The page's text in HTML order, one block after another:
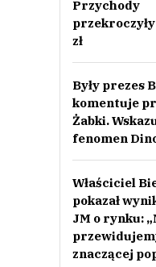
Przychody
zł
Były prezes
komentuje
Żabki.
fenomen
Właściciel
pokazał
JM o rynku:
znaczącej